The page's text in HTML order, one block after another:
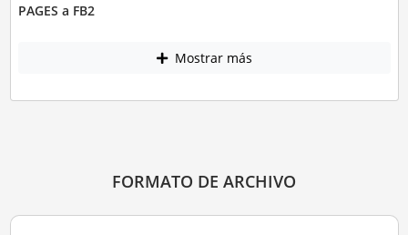
PAGES a FB2
Mostrar más
FORMATO DE ARCHIVO